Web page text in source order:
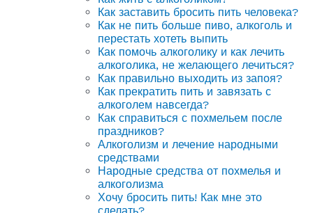
Как заставить бросить пить человека?
Как не пить больше пиво, алкоголь и
перестать хотеть выпить
Как помочь алкоголику и как лечить
алкоголика, не желающего лечиться?
Как правильно выходить из запоя?
Как прекратить пить и завязать с
алкоголем навсегда?
Как справиться с похмельем после
праздников?
Алкоголизм и лечение народными
средствами
Народные средства от похмелья и
алкоголизма
Хочу бросить пить! Как мне это